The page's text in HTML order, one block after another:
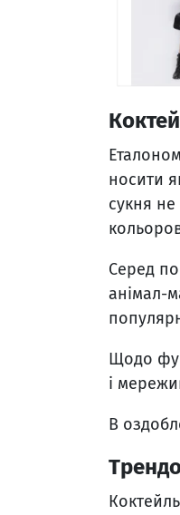
носити
сукня
Серед
анімал-
Щодо
і
В